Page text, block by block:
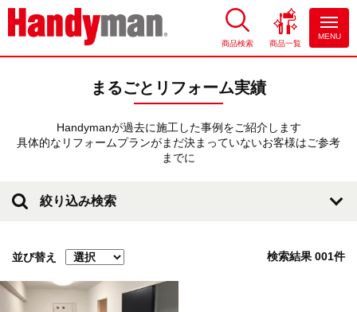
お風呂やキッチンのリフォーム
商品検索 商品一覧
MENU
まるごとリフォーム実績
Handymanが過去に施工した事例をご紹介します
具体的なリフォームプランがまだ決まっていないお客様はご参考
までに
絞り込み検索
並び替え 検索結果 001件